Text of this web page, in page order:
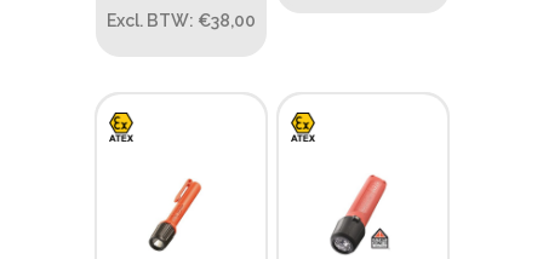
Excl. BTW: €38,00